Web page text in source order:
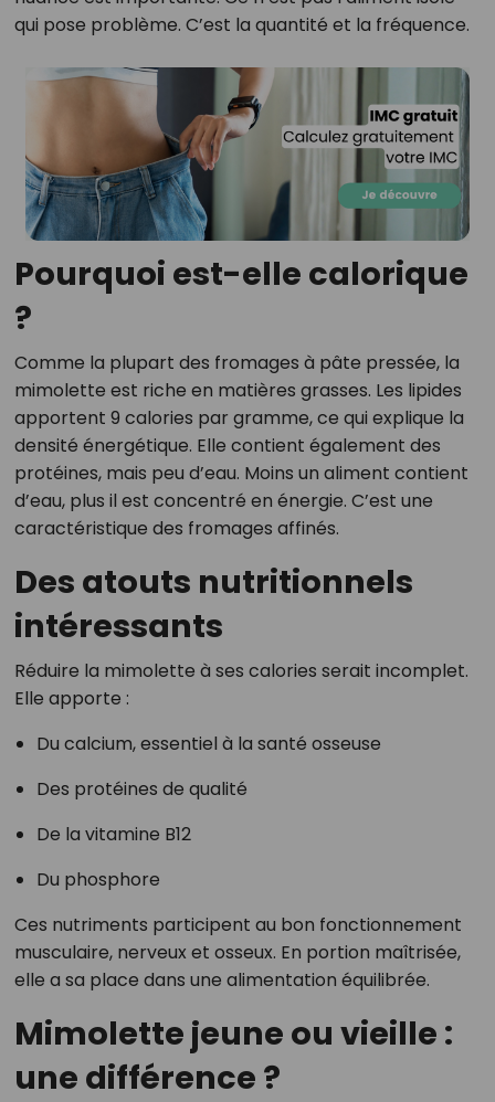
qui pose problème. C’est la quantité et la fréquence.
Pourquoi est-elle calorique
?
Comme la plupart des fromages à pâte pressée, la
mimolette est riche en matières grasses. Les lipides
apportent 9 calories par gramme, ce qui explique la
densité énergétique. Elle contient également des
protéines, mais peu d’eau. Moins un aliment contient
d’eau, plus il est concentré en énergie. C’est une
caractéristique des fromages affinés.
Des atouts nutritionnels
intéressants
Réduire la mimolette à ses calories serait incomplet.
Elle apporte :
Du calcium, essentiel à la santé osseuse
Des protéines de qualité
De la vitamine B12
Du phosphore
Ces nutriments participent au bon fonctionnement
musculaire, nerveux et osseux. En portion maîtrisée,
elle a sa place dans une alimentation équilibrée.
Mimolette jeune ou vieille :
une différence ?